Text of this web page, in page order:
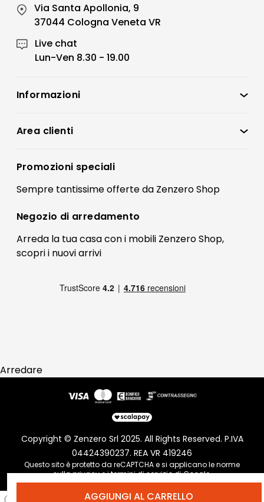
AGGIUNGI AL CARRELLO
Via Santa Apollonia, 9
37044 Cologna Veneta VR
Live chat
Lun-Ven 8.30 - 19.00
Informazioni
Condizioni di vendita
Preferenze Cookies
Termini e condizioni
Contatti
FAQ
Pagamenti
Area clienti
Registrati
Il mio account
Promozioni speciali
Sempre tantissimeofferteda Zenzero Shop
Negozio di arredamento
Arreda la tua casa con i mobili Zenzero Shop,
scopri i nuovi arrivi
Arredare
Copyright © Zenzero Srl 2025. All Rights Reserved. P.IVA
04424390237. REA VR 419246
Questo sito è protetto da reCAPTCHA e si applicano le norme
sullaprivacye itermini di serviziodi Google.